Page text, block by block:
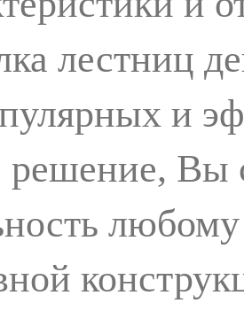
лестниц
и
решение, Вы